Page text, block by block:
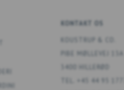
KONTAKT OS
PIBE MØLLEVEJ 13A
3400 HILLERØD
TEL. +45 44 95 1777